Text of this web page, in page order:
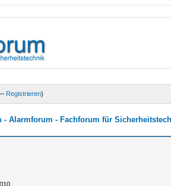
Registrieren)
- Alarmforum - Fachforum für